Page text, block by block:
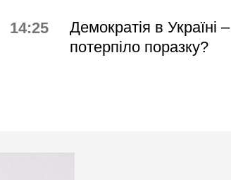
14:25
Демократія в Україні
потерпіло поразку?